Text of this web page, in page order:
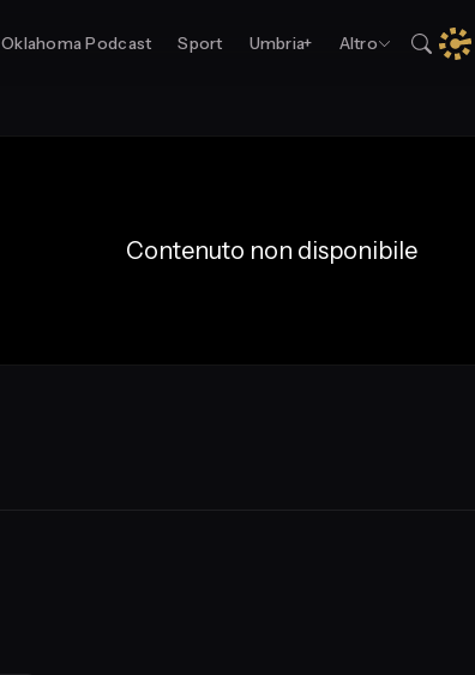
Oklahoma Podcast Sport Umbria+ Altro
Contenuto non disponibile